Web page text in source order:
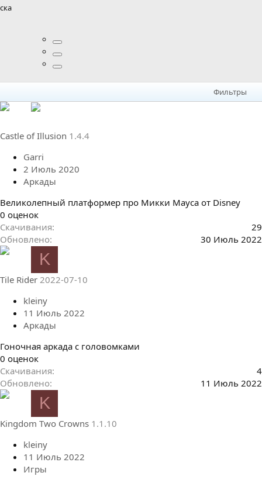
Фильтры
Castle of Illusion 1.4.4
Garri
2 Июль 2020
Аркады
Великолепный платформер про Микки Мауса от Disney
0
.
0
0
в
0 оценок
Скачивания
29
Обновлено
30 Июль 2022
K
Tile Rider 2022-07-10
kleiny
11 Июль 2022
Аркады
Гоночная аркада с головомками
0
.
0
0
в
0 оценок
Скачивания
4
Обновлено
11 Июль 2022
K
Kingdom Two Crowns 1.1.10
kleiny
11 Июль 2022
Игры